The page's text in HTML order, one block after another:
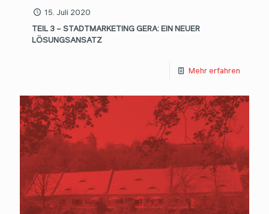
15. Juli 2020
TEIL 3 – STADTMARKETING GERA: EIN NEUER
LÖSUNGSANSATZ
Mehr erfahren